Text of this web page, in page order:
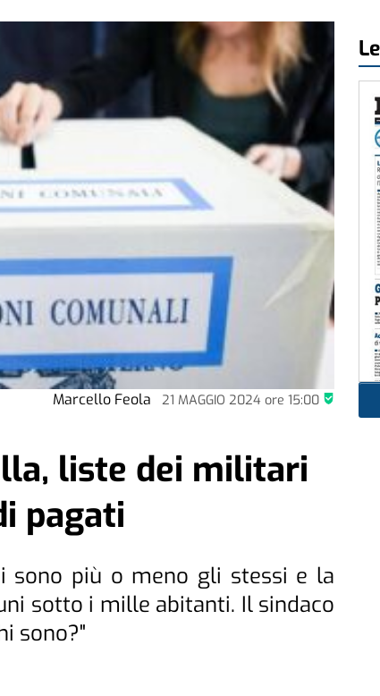
Marcello Feola 21 MAGGIO 2024ore 15:00
liste dei militari
pagati
sono più o meno gli stessi e la
sotto i mille abitanti. Il sindaco
sono?"